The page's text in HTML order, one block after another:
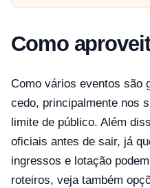
Como
Como vários eventos são
cedo, principalmente nos
limite de público. Além
oficiais antes de sair, já
ingressos e lotação
roteiros, veja também